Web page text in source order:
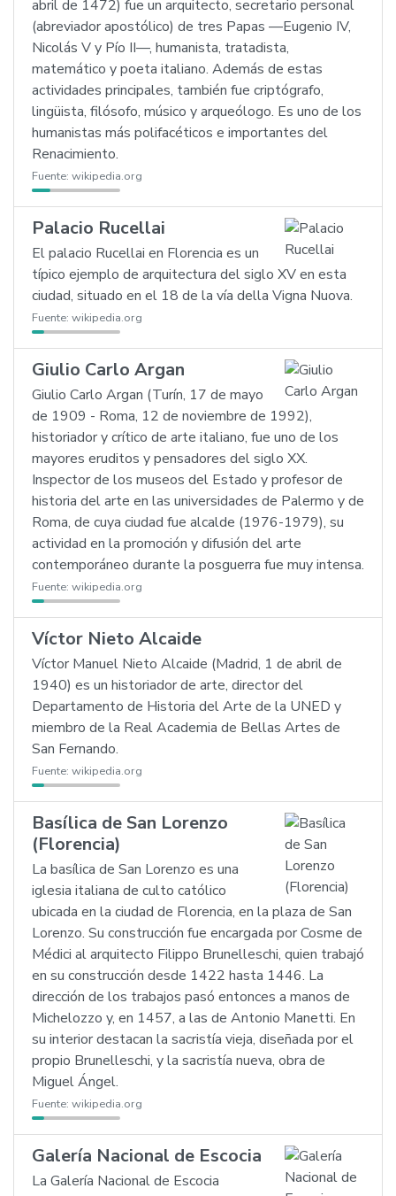
abril de 1472) fue un arquitecto, secretario personal
(abreviador apostólico) de tres Papas —Eugenio IV,
Nicolás V y Pío II—, humanista, tratadista,
matemático y poeta italiano. Además de estas
actividades principales, también fue criptógrafo,
lingüista, filósofo, músico y arqueólogo. Es uno de los
humanistas más polifacéticos e importantes del
Renacimiento.
Fuente: wikipedia.org
Palacio Rucellai
El palacio Rucellai en Florencia es un
típico ejemplo de arquitectura del siglo XV en esta
ciudad, situado en el 18 de la vía della Vigna Nuova.
Fuente: wikipedia.org
Giulio Carlo Argan
Giulio Carlo Argan (Turín, 17 de mayo
de 1909 - Roma, 12 de noviembre de 1992),
historiador y crítico de arte italiano, fue uno de los
mayores eruditos y pensadores del siglo XX.
Inspector de los museos del Estado y profesor de
historia del arte en las universidades de Palermo y de
Roma, de cuya ciudad fue alcalde (1976-1979), su
actividad en la promoción y difusión del arte
contemporáneo durante la posguerra fue muy intensa.
Fuente: wikipedia.org
Víctor Nieto Alcaide
Víctor Manuel Nieto Alcaide (Madrid, 1 de abril de
1940) es un historiador de arte, director del
Departamento de Historia del Arte de la UNED y
miembro de la Real Academia de Bellas Artes de
San Fernando.
Fuente: wikipedia.org
Basílica de San Lorenzo
(Florencia)
La basílica de San Lorenzo es una
iglesia italiana de culto católico
ubicada en la ciudad de Florencia, en la plaza de San
Lorenzo. Su construcción fue encargada por Cosme de
Médici al arquitecto Filippo Brunelleschi, quien trabajó
en su construcción desde 1422 hasta 1446. La
dirección de los trabajos pasó entonces a manos de
Michelozzo y, en 1457, a las de Antonio Manetti. En
su interior destacan la sacristía vieja, diseñada por el
propio Brunelleschi, y la sacristía nueva, obra de
Miguel Ángel.
Fuente: wikipedia.org
Galería Nacional de Escocia
La Galería Nacional de Escocia